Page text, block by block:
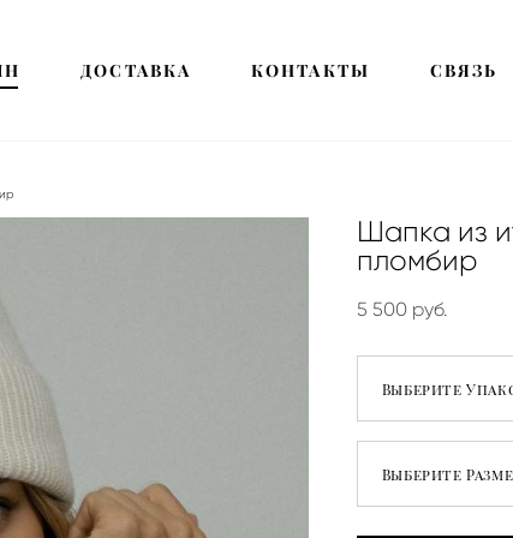
ДОСТАВКА КОНТАКТЫ СВЯЗЬ
ДОСТАВКА КОНТАКТЫ СВЯЗЬ
Шапка из
пломбир
5 500 pуб.
Выберите
Выберите